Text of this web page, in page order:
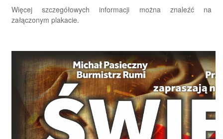
Więcej szczegółowych informacji można znaleźć na
załączonym plakacie.